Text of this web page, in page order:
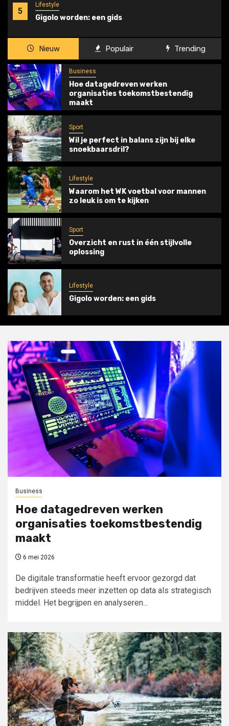
5
Lifestyle
Gigolo worden: een gids
Nieuw Populair Trending
Business
Hoe datagedreven werken
organisaties toekomstbestendig
maakt
Sport
Wil je perfect in balans zijn bij elke
snoekbaarsdril?
Lifestyle
Waarom het WK voetbal voor mannen
zo leuk is om te kijken
Sport
Overzicht en rust in één stijlvolle
oplossing
Lifestyle
Gigolo worden: een gids
Business
Hoe datagedreven werken
organisaties toekomstbestendig
maakt
6 mei 2026
De digitale transformatie heeft ervoor gezorgd dat
bedrijven steeds meer inzetten op data als strategisch
middel. Het begrijpen en analyseren...